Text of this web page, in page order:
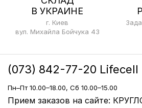
В УКРАИНЕ
г. Киев
вул. Михайла Бойчука 43
(073) 842-77-20 Lifecell
Пн–Пт 10.00–18.00, Сб 10.00–15.00
Прием заказов на сайте: